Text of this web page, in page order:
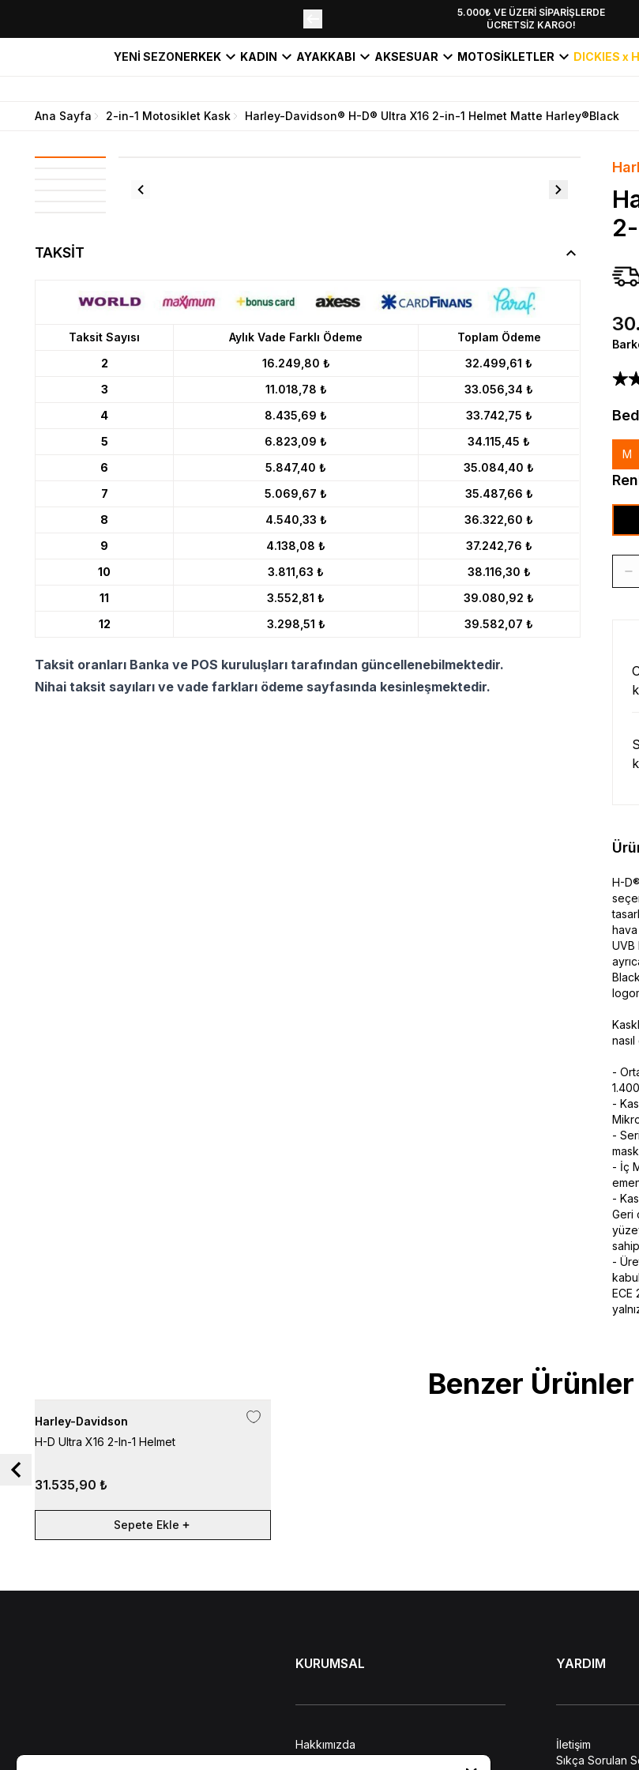
5.000₺ VE ÜZERİ SİPARİŞLERDE
ÜCRETSİZ KARGO!
YENİ SEZON KOLEKSİYONU EKLENDİ,
HEMEN KEŞFET!
YENİ SEZONERKEK KADIN AYAKKABI AKSESUAR MOTOSİKLETLER DICKIES x
Ana Sayfa 2-in-1 Motosiklet Kask Harley-Davidson® H-D® Ultra X16 2-in-1 Helmet Matte Harley®Black
TAKSİT
Taksit Sayısı Aylık Vade Farklı Ödeme
Toplam Ödeme
2
16.249,80 ₺
32.499,61 ₺
3
11.018,78 ₺
33.056,34 ₺
4
8.435,69 ₺
33.742,75 ₺
5
6.823,09 ₺
34.115,45 ₺
6
5.847,40 ₺
35.084,40 ₺
7
5.069,67 ₺
35.487,66 ₺
8
4.540,33 ₺
36.322,60 ₺
9
4.138,08 ₺
37.242,76 ₺
10
3.811,63 ₺
38.116,30 ₺
11
3.552,81 ₺
39.080,92 ₺
12
3.298,51 ₺ 39.582,07 ₺
Taksit oranları Banka ve POS kuruluşları tarafından güncellenebilmektedir.
Nihai taksit sayıları ve vade farkları ödeme sayfasında kesinleşmektedir.
M
H-
UVB
-
-
-
- İç
-
Geri
-
ECE
Benzer Ürünler
Harley-Davidson
H-D Ultra X16 2-In-1 Helmet
31.535,90 ₺
Sepete Ekle
KURUMSAL
Hakkımızda
YARDIM
İletişim
Sıkça Sorulan